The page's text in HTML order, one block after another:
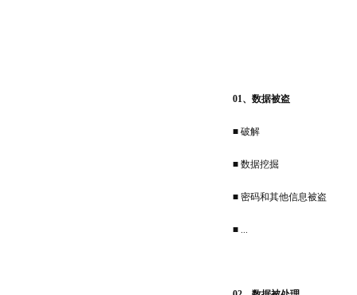
01、数据被盗
■ 破解
■ 数据挖掘
■ 密码和其他信息被盗
■ ...